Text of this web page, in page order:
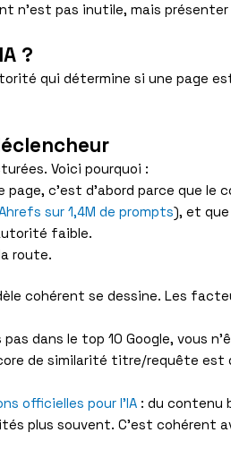
pas inutile, mais
?
qui détermine si une page
Voici pourquoi :
c’est d’abord parce que
sur 1,4M de prompts), et que
faible.
route.
cohérent se dessine. Les
dans le top 10 Google, vous
de similarité titre/requête
officielles pour l’IA : du contenu
plus souvent. C’est cohérent